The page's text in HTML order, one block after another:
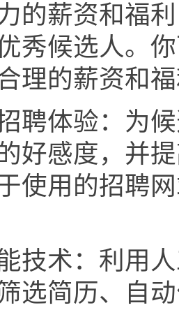
的薪资和福
秀候选人。
理的薪资和
聘体验：为
好感度，并
使用的招聘
技术：利用
选简历、自